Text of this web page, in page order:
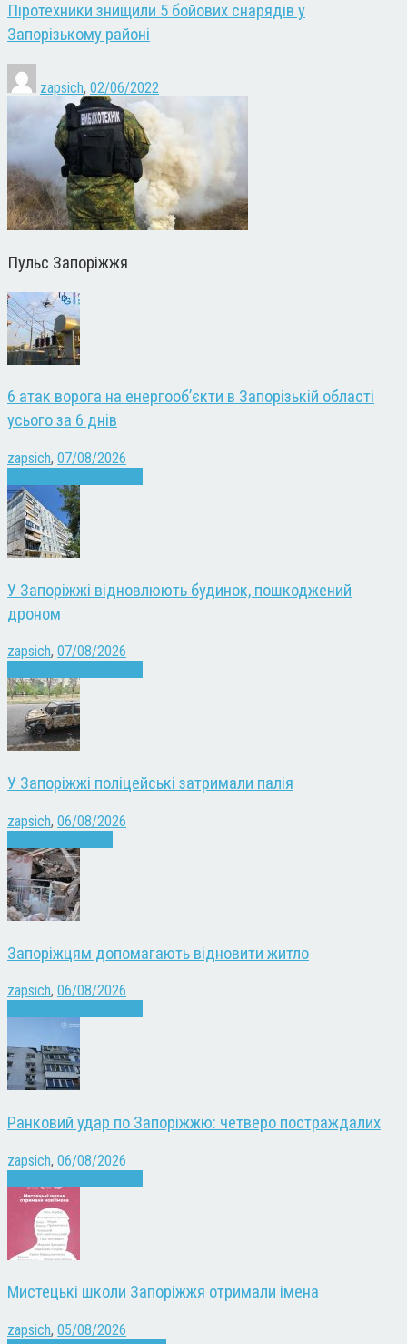
Піротехники знищили 5 бойових снарядів у
Запорізькому районі
zapsich, 02/06/2022
Пульс Запоріжжя
6 атак ворога на енергооб’єкти в Запорізькій області
усього за 6 днів
zapsich, 07/08/2026
У Запоріжжі відновлюють будинок, пошкоджений
дроном
zapsich, 07/08/2026
У Запоріжжі поліцейські затримали палія
zapsich, 06/08/2026
Запоріжцям допомагають відновити житло
zapsich, 06/08/2026
Ранковий удар по Запоріжжю: четверо постраждалих
zapsich, 06/08/2026
Мистецькі школи Запоріжжя отримали імена
zapsich, 05/08/2026